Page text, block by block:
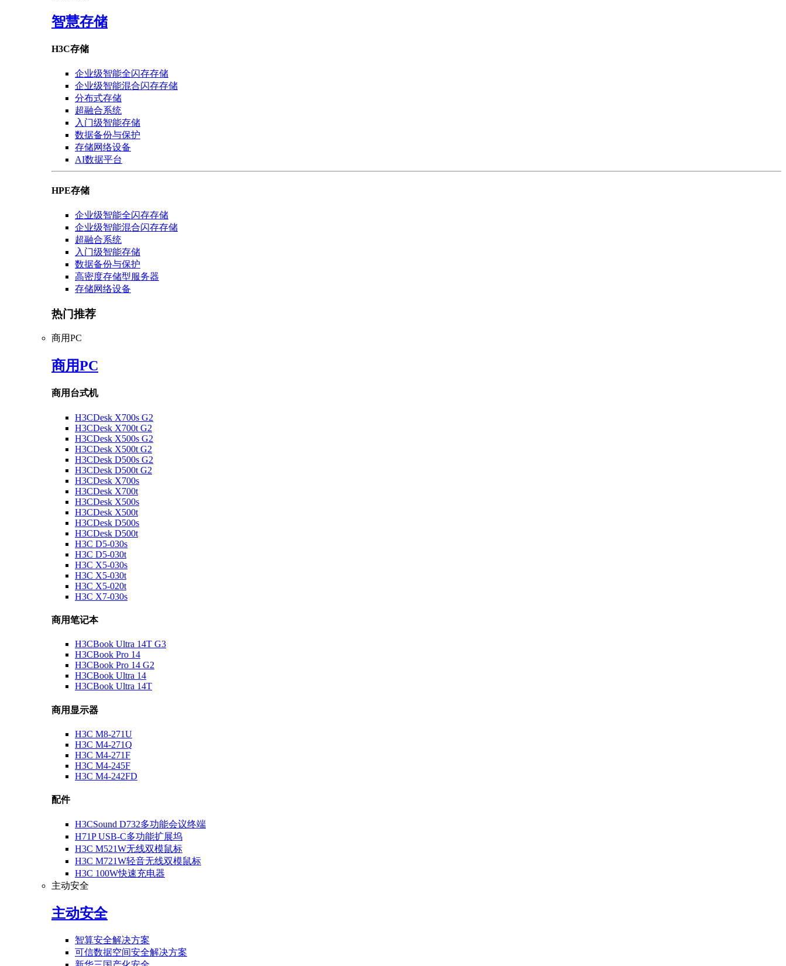
智慧存储
H3C存储
企业级智能全闪存存储
企业级智能混合闪存存储
分布式存储
超融合系统
入门级智能存储
数据备份与保护
存储网络设备
AI数据平台
HPE存储
企业级智能全闪存存储
企业级智能混合闪存存储
超融合系统
入门级智能存储
数据备份与保护
高密度存储型服务器
存储网络设备
热门推荐
商用PC
商用PC
商用台式机
H3CDesk X700s G2
H3CDesk X700t G2
H3CDesk X500s G2
H3CDesk X500t G2
H3CDesk D500s G2
H3CDesk D500t G2
H3CDesk X700s
H3CDesk X700t
H3CDesk X500s
H3CDesk X500t
H3CDesk D500s
H3CDesk D500t
H3C D5-030s
H3C D5-030t
H3C X5-030s
H3C X5-030t
H3C X5-020t
H3C X7-030s
商用笔记本
H3CBook Ultra 14T G3
H3CBook Pro 14
H3CBook Pro 14 G2
H3CBook Ultra 14
H3CBook Ultra 14T
商用显示器
H3C M8-271U
H3C M4-271Q
H3C M4-271F
H3C M4-245F
H3C M4-242FD
配件
H3CSound D732多功能会议终端
H71P USB-C多功能扩展坞
H3C M521W无线双模鼠标
H3C M721W轻音无线双模鼠标
H3C 100W快速充电器
主动安全
主动安全
智算安全解决方案
可信数据空间安全解决方案